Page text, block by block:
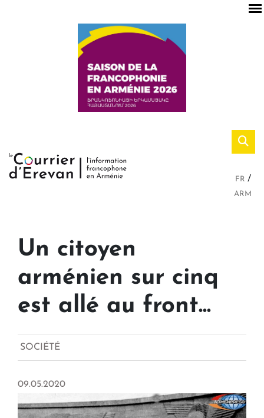
FR
ARM
Un citoyen
arménien sur cinq
est allé au front...
SOCIÉTÉ
09.05.2020